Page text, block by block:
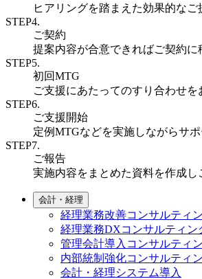
ヒアリングを踏まえた効果的なご
STEP4.
ご契約
提案内容が合意できればご契約に
STEP5.
初回MTG
ご支援にあたってのすり合わせを
STEP6.
ご支援開始
定例MTGなどを実施しながらサポ
STEP7.
ご報告
実施内容をまとめた資料を作成し
会計・経理
経理業務改善コンサルティ
経理業務DXコンサルティン
管理会計導入コンサルティ
内部統制強化コンサルティ
会計・経理システム導入